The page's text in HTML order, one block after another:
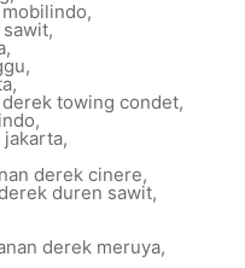
,
,
,
,
,
derek towing condet,
,
,
derek cinere,
duren sawit,
derek meruya,